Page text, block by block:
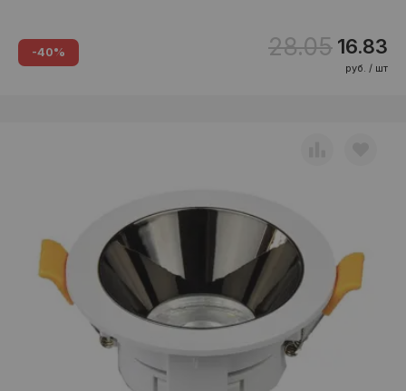
-40% 28.05 16.83
руб. / шт